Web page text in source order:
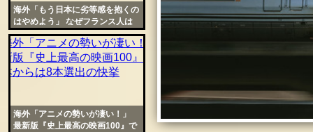
海外「もう日本に劣等感を抱くの
はやめよう」 なぜフランス人は
日本に強い憧れを抱くのだろう
か？
海外「アニメの勢いが凄い！」
最新版『史上最高の映画100』で